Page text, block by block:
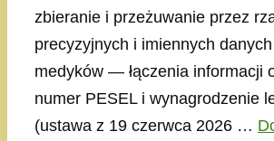
zbieranie i przeżuwanie przez
precyzyjnych i imiennych
medyków — łączenia informacji
numer PESEL i wynagrodzenie
(ustawa z 19 czerwca 2026 …